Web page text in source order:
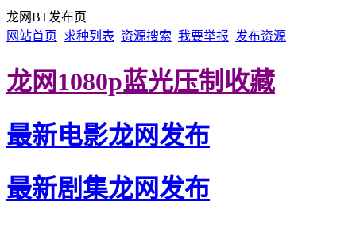
龙网BT发布页
网站首页 求种列表 资源搜索 我要举报 发布资源
龙网1080p蓝光压制收藏
最新电影龙网发布
最新剧集龙网发布